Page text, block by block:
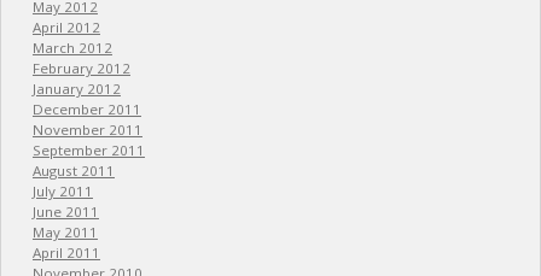
May 2012
April 2012
March 2012
February 2012
January 2012
December 2011
November 2011
September 2011
August 2011
July 2011
June 2011
May 2011
April 2011